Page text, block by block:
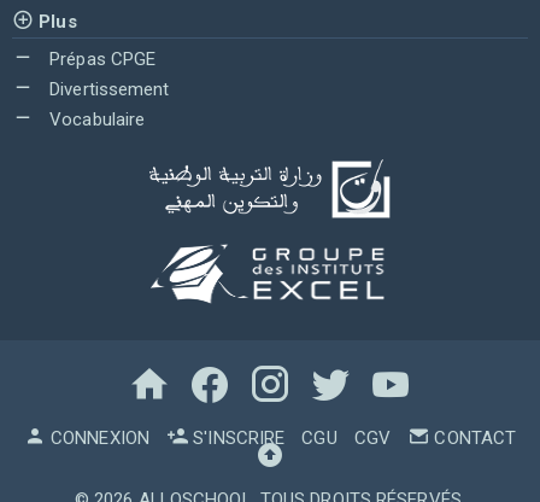
Plus
Prépas CPGE
Divertissement
Vocabulaire
CONNEXION S'INSCRIRE CGU CGV CONTACT